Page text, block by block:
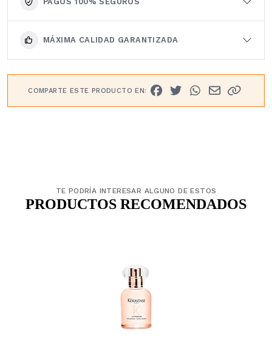
MÁXIMA CALIDAD GARANTIZADA
COMPARTE ESTE PRODUCTO EN:
TE PODRÍA INTERESAR ALGUNO DE ESTOS
PRODUCTOS RECOMENDADOS